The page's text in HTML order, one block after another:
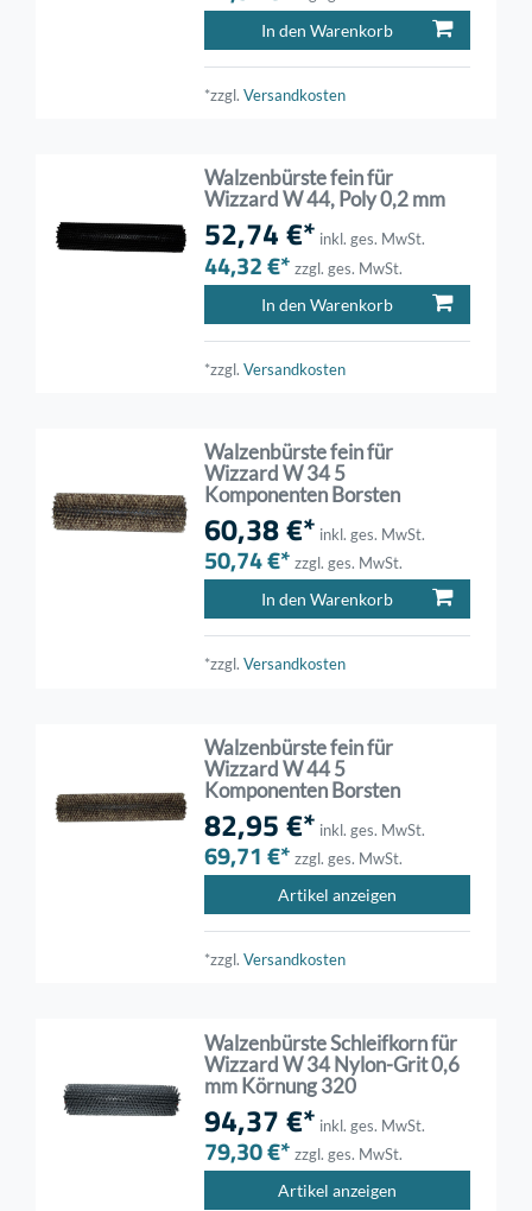
In den Warenkorb
*zzgl.Versandkosten
Walzenbürste fein für
Wizzard W 44, Poly 0,2 mm
52,74 €* inkl. ges. MwSt.
44,32 €* zzgl. ges. MwSt.
In den Warenkorb
*zzgl.Versandkosten
Walzenbürste fein für
Wizzard W 34 5
Komponenten Borsten
60,38 €* inkl. ges. MwSt.
50,74 €* zzgl. ges. MwSt.
In den Warenkorb
*zzgl.Versandkosten
Walzenbürste fein für
Wizzard W 44 5
Komponenten Borsten
82,95 €* inkl. ges. MwSt.
69,71 €* zzgl. ges. MwSt.
Artikel anzeigen
*zzgl.Versandkosten
Walzenbürste Schleifkorn für
Wizzard W 34 Nylon-Grit 0,6
mm Körnung 320
94,37 €* inkl. ges. MwSt.
79,30 €* zzgl. ges. MwSt.
Artikel anzeigen